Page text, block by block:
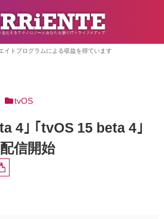
イトプログラムによる収益を得ています
tvOS
4｣ ｢tvOS 15 beta 4｣
信開始